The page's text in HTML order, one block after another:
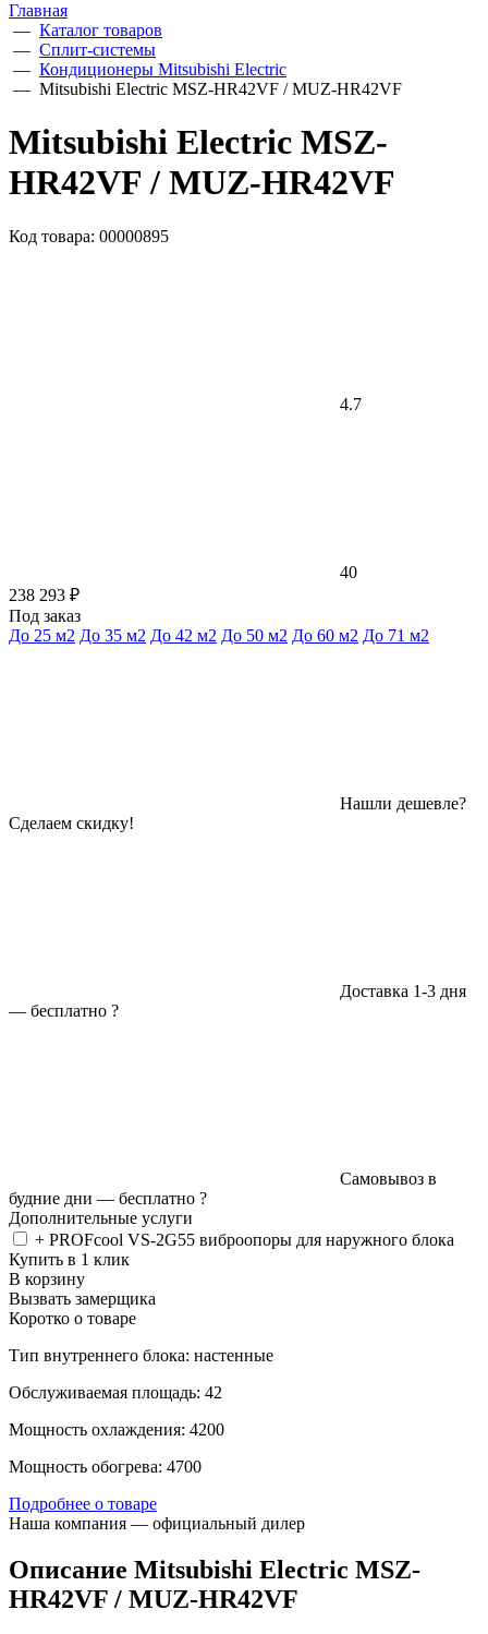
Главная
— Каталог товаров
— Сплит-системы
— Кондиционеры Mitsubishi Electric
— Mitsubishi Electric MSZ-HR42VF / MUZ-HR42VF
Mitsubishi Electric MSZ-
HR42VF / MUZ-HR42VF
Код товара: 00000895
4.7
40
238 293 ₽
Под заказ
До 25 м2 До 35 м2 До 42 м2 До 50 м2 До 60 м2 До 71 м2
Нашли дешевле?
Сделаем скидку!
Доставка 1-3 дня
— бесплатно ?
Самовывоз в
будние дни — бесплатно ?
Дополнительные услуги
+ PROFcool VS-2G55 виброопоры для наружного блока
Купить в 1 клик
В корзину
Вызвать замерщика
Коротко о товаре
Тип внутреннего блока: настенные
Обслуживаемая площадь: 42
Мощность охлаждения: 4200
Мощность обогрева: 4700
Подробнее о товаре
Наша компания — официальный дилер
Описание Mitsubishi Electric MSZ-
HR42VF / MUZ-HR42VF